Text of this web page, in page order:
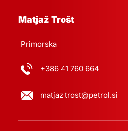
Matjaž Trošt
Primorska
+386 41 760 664
matjaz.trost@petrol.si